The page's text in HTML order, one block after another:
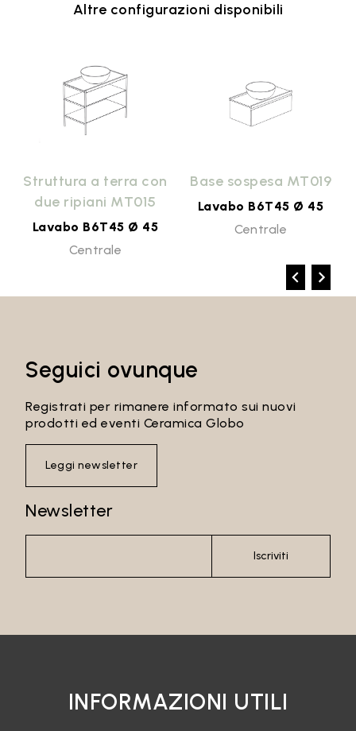
Altre configurazioni disponibili
Struttura a terra con
due ripiani MT015
Lavabo B6T45 Ø 45
Centrale
Base sospesa MT019
Lavabo B6T45 Ø 45
Centrale
Seguici ovunque
Registrati per rimanere informato sui nuovi
prodotti ed eventi Ceramica Globo
Leggi newsletter
Newsletter
Iscriviti
INFORMAZIONI UTILI